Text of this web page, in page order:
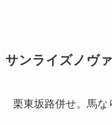
サンライズノヴ
栗東坂路併せ。馬な